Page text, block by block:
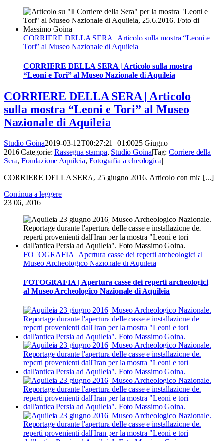
CORRIERE DELLA SERA | Articolo sulla mostra “Leoni e
Tori” al Museo Nazionale di Aquileia
CORRIERE DELLA SERA | Articolo sulla mostra
“Leoni e Tori” al Museo Nazionale di Aquileia
CORRIERE DELLA SERA | Articolo
sulla mostra “Leoni e Tori” al Museo
Nazionale di Aquileia
Studio Goina2019-03-12T00:27:21+01:0025 Giugno
2016|Categorie: Rassegna stampa, Studio Goina|Tag: Corriere della
Sera, Fondazione Aquileia, Fotografia archeologica|
CORRIERE DELLA SERA, 25 giugno 2016. Articolo con mia [...]
Continua a leggere
23 06, 2016
FOTOGRAFIA | Apertura casse dei reperti archeologici al
Museo Archeologico Nazionale di Aquileia
FOTOGRAFIA | Apertura casse dei reperti archeologici
al Museo Archeologico Nazionale di Aquileia